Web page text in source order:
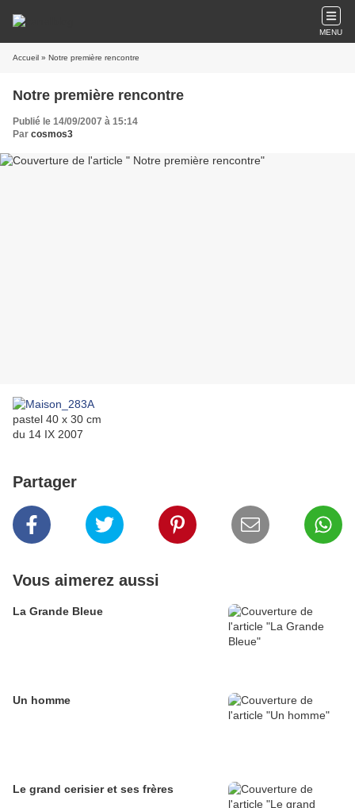
MENU
Accueil » Notre première rencontre
Notre première rencontre
Publié le 14/09/2007 à 15:14
Par cosmos3
pastel 40 x 30 cm
du 14 IX 2007
Partager
Vous aimerez aussi
La Grande Bleue
Un homme
Le grand cerisier et ses frères